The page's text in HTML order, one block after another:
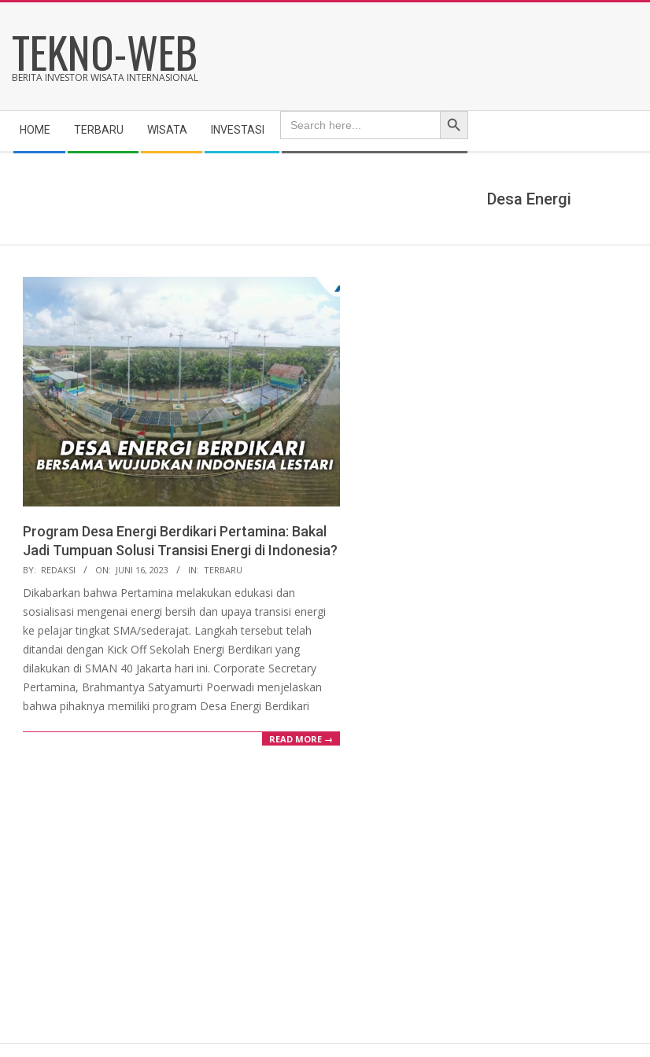
content
TEKNO-WEB
BERITA INVESTOR WISATA INTERNASIONAL
Navigation
Menu
HOME TERBARU WISATA INVESTASI
Search
for:
Search Button
Desa Energi
Program Desa Energi Berdikari Pertamina: Bakal
Jadi Tumpuan Solusi Transisi Energi di Indonesia?
2023-
06-
16
BY: REDAKSI ON: JUNI 16, 2023 IN: TERBARU
Dikabarkan bahwa Pertamina melakukan edukasi dan
sosialisasi mengenai energi bersih dan upaya transisi energi
ke pelajar tingkat SMA/sederajat. Langkah tersebut telah
ditandai dengan Kick Off Sekolah Energi Berdikari yang
dilakukan di SMAN 40 Jakarta hari ini. Corporate Secretary
Pertamina, Brahmantya Satyamurti Poerwadi menjelaskan
bahwa pihaknya memiliki program Desa Energi Berdikari
READ MORE →